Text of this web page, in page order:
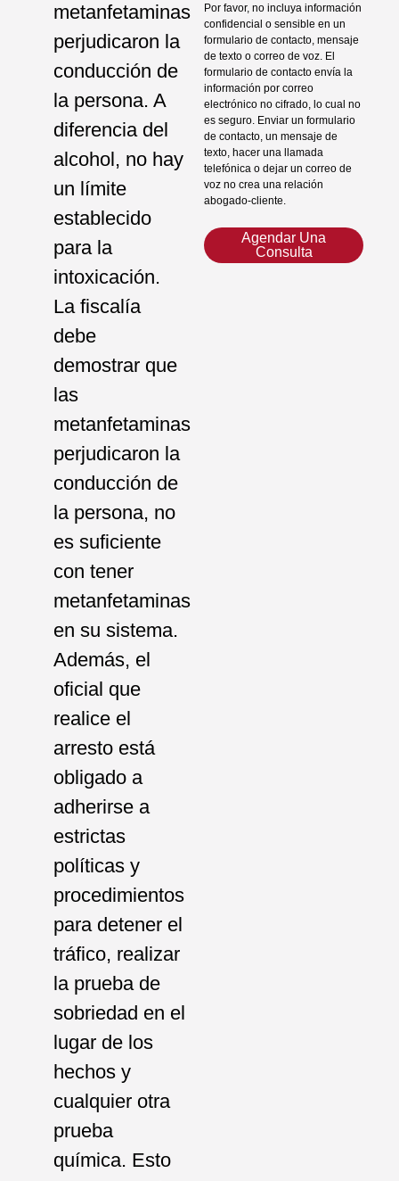
metanfetaminas
perjudicaron la
conducción de
la persona. A
diferencia del
alcohol, no hay
un límite
establecido
para la
intoxicación.
La fiscalía
debe
demostrar que
las
metanfetaminas
perjudicaron la
conducción de
la persona, no
es suficiente
con tener
metanfetaminas
en su sistema.
Además, el
oficial que
realice el
arresto está
obligado a
adherirse a
estrictas
políticas y
procedimientos
para detener el
tráfico, realizar
la prueba de
sobriedad en el
lugar de los
hechos y
cualquier otra
prueba
química. Esto
Por favor, no incluya información
confidencial o sensible en un
formulario de contacto, mensaje
de texto o correo de voz. El
formulario de contacto envía la
información por correo
electrónico no cifrado, lo cual no
es seguro. Enviar un formulario
de contacto, un mensaje de
texto, hacer una llamada
telefónica o dejar un correo de
voz no crea una relación
abogado-cliente.
Agendar Una
Consulta